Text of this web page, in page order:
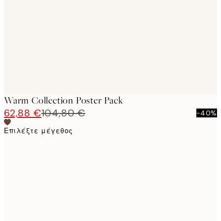
Warm Collection Poster Pack
62,88 €104,80 €
-40%
Επιλέξτε μέγεθος